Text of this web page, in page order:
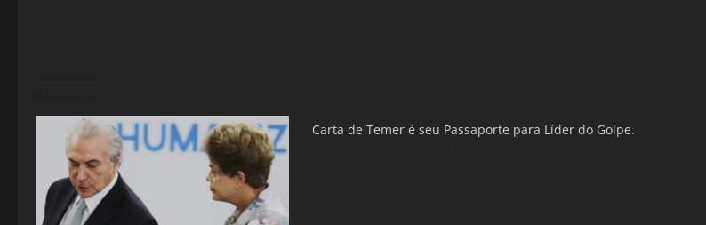
Carta de Temer é seu Passaporte para Líder do Golpe.